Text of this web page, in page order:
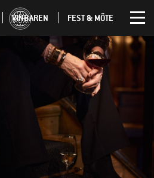
VINBAREN FEST & MÖTE